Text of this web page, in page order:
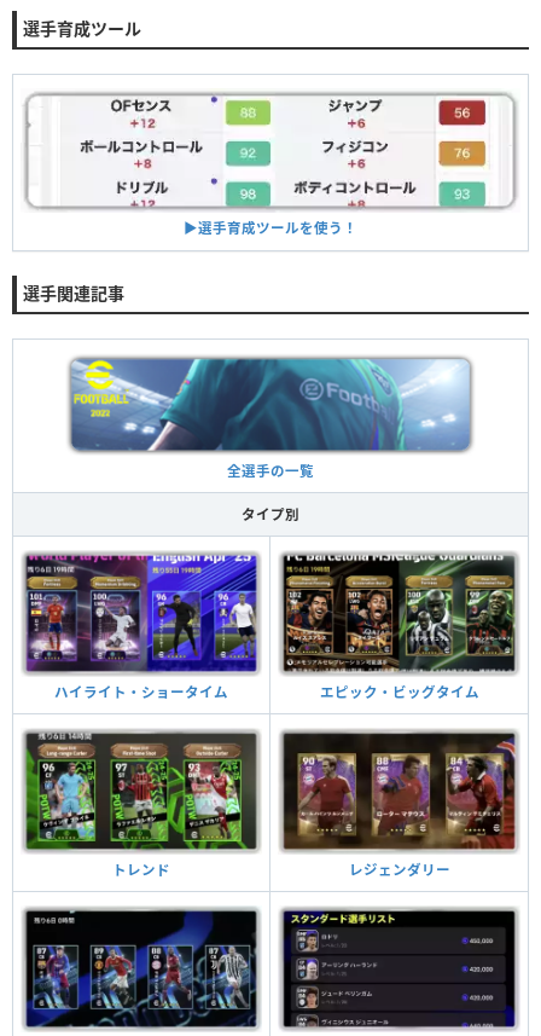
選手育成ツール
▶︎選手育成ツールを使う！
選手関連記事
全選手の一覧
タイプ別
ハイライト・ショータイム エピック・ビッグタイム
トレンド レジェンダリー